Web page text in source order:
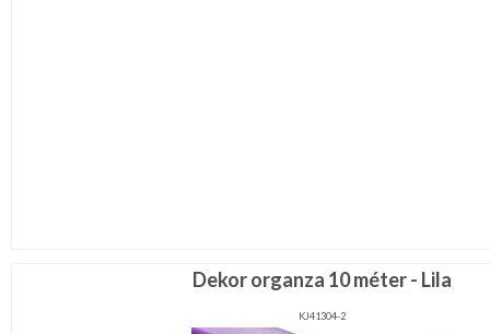
Dekor organza 10 méter - Lila
KJ41304-2